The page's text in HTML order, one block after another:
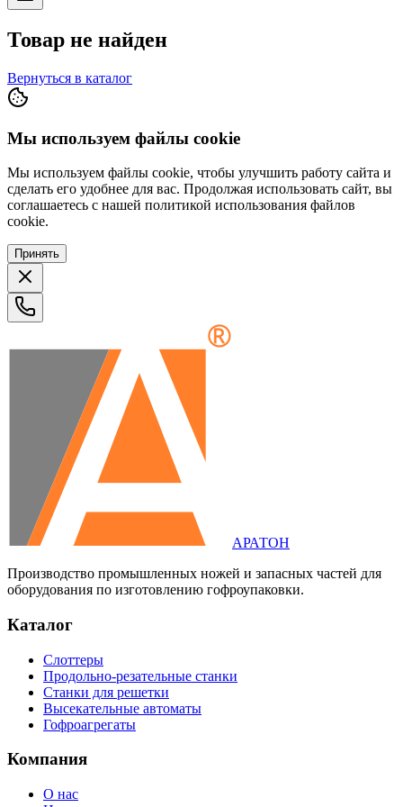
Товар не найден
Вернуться в каталог
Мы используем файлы cookie
Мы используем файлы cookie, чтобы улучшить работу сайта и
сделать его удобнее для вас. Продолжая использовать сайт, вы
соглашаетесь с нашей политикой использования файлов
cookie.
Принять
АРАТОН
Производство промышленных ножей и запасных частей для
оборудования по изготовлению гофроупаковки.
Каталог
Слоттеры
Продольно-резательные станки
Станки для решетки
Высекательные автоматы
Гофроагрегаты
Компания
О нас